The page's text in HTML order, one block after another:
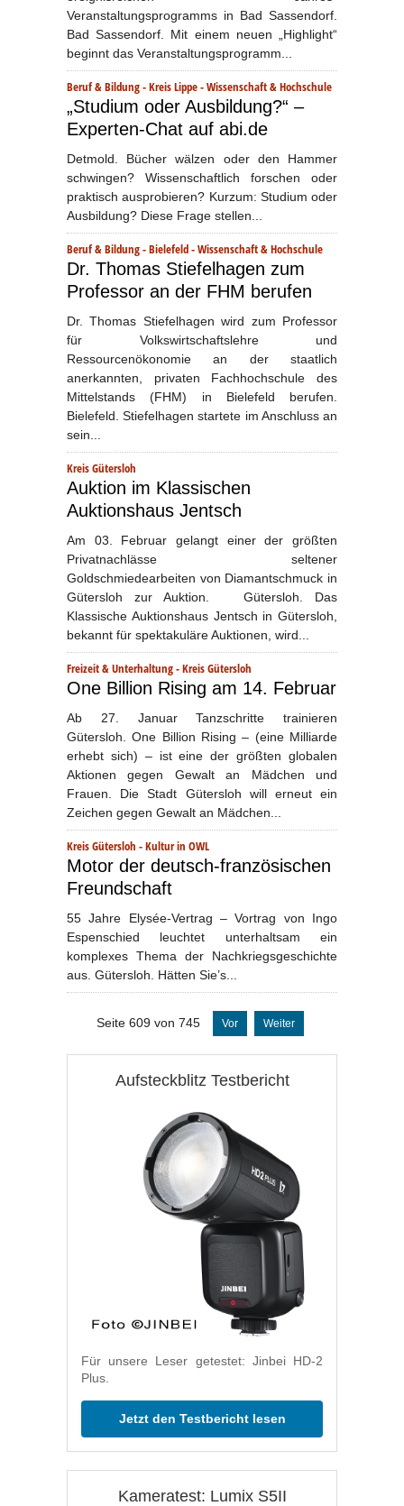
Veranstaltungsprogramms in Bad Sassendorf.
Bad Sassendorf. Mit einem neuen „Highlight“
beginnt das Veranstaltungsprogramm...
Beruf & Bildung-Kreis Lippe-Wissenschaft & Hochschule
„Studium oder Ausbildung?“ –
Experten-Chat auf abi.de
Detmold. Bücher wälzen oder den Hammer
schwingen? Wissenschaftlich forschen oder
praktisch ausprobieren? Kurzum: Studium oder
Ausbildung? Diese Frage stellen...
Beruf & Bildung-Bielefeld-Wissenschaft & Hochschule
Dr. Thomas Stiefelhagen zum
Professor an der FHM berufen
Dr. Thomas Stiefelhagen wird zum Professor
für Volkswirtschaftslehre und
Ressourcenökonomie an der staatlich
anerkannten, privaten Fachhochschule des
Mittelstands (FHM) in Bielefeld berufen.
Bielefeld. Stiefelhagen startete im Anschluss an
sein...
Kreis Gütersloh
Auktion im Klassischen
Auktionshaus Jentsch
Am 03. Februar gelangt einer der größten
Privatnachlässe seltener
Goldschmiedearbeiten von Diamantschmuck in
Gütersloh zur Auktion. Gütersloh. Das
Klassische Auktionshaus Jentsch in Gütersloh,
bekannt für spektakuläre Auktionen, wird...
Freizeit & Unterhaltung-Kreis Gütersloh
One Billion Rising am 14. Februar
Ab 27. Januar Tanzschritte trainieren
Gütersloh. One Billion Rising – (eine Milliarde
erhebt sich) – ist eine der größten globalen
Aktionen gegen Gewalt an Mädchen und
Frauen. Die Stadt Gütersloh will erneut ein
Zeichen gegen Gewalt an Mädchen...
Kreis Gütersloh -Kultur in OWL
Motor der deutsch-französischen
Freundschaft
55 Jahre Elysée-Vertrag – Vortrag von Ingo
Espenschied leuchtet unterhaltsam ein
komplexes Thema der Nachkriegsgeschichte
aus. Gütersloh. Hätten Sie’s...
Seite 609 von 745 Vor Weiter
Aufsteckblitz Testbericht
Für unsere Leser getestet: Jinbei HD-2
Plus.
Jetzt den Testbericht lesen
Kameratest: Lumix S5II